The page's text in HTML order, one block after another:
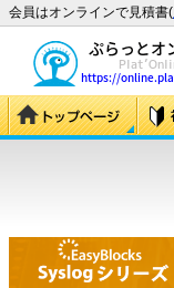
会員はオンラインで見積書(